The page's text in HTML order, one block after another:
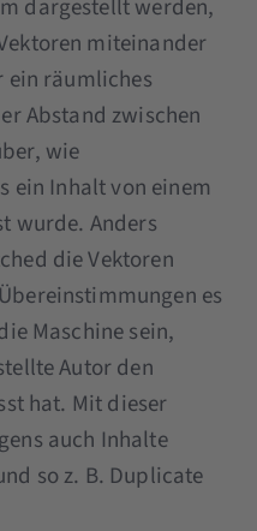
dargestellt werden,
miteinander
ein räumliches
Abstand zwischen
wie
ein Inhalt von einem
wurde. Anders
die Vektoren
es
Maschine sein,
Autor den
hat. Mit dieser
auch Inhalte
so z. B. Duplicate